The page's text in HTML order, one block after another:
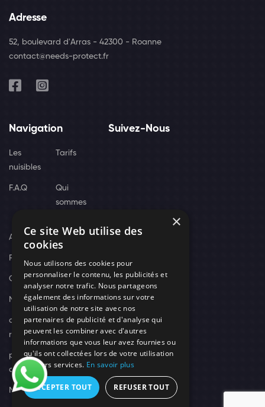
Adresse
52, boulevard d'Arras - 42300 - Roanne
contact@needs-protect.fr
Navigation
Les
nuisibles
Tarifs
F.A.Q
Qui
sommes
Actus
Recrutement
Contact
Nos techniciens
campagne-
recrutement
politique de
confidentialité
Mentions légales
Suivez-Nous
×
Ce site Web utilise des
cookies
Nous utilisons des cookies pour
personnaliser le contenu, les publicités et
analyser notre trafic. Nous partageons
également des informations sur votre
utilisation de notre site avec nos
partenaires de publicité et d'analyse qui
peuvent les combiner avec d'autres
informations que vous leur avez fournies ou
qu'ils ont collectées lors de votre utilisation
de leurs services. En savoir plus
ACCEPTER TOUT REFUSER TOUT